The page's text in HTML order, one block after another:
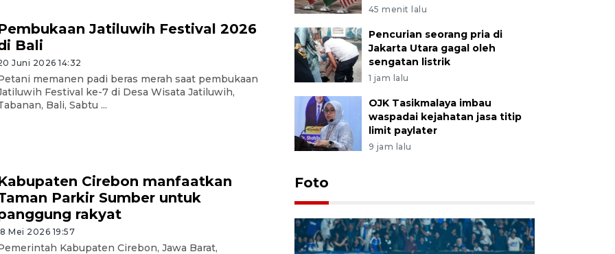
Jatiluwih Festival 2026
Bali
Juni 2026 14:32
memanen padi beras merah saat pembukaan
Festival ke-7 di Desa Wisata Jatiluwih,
Bali, Sabtu ...
Cirebon manfaatkan
Parkir Sumber untuk
rakyat
Mei 2026 19:57
Kabupaten Cirebon, Jawa Barat,
45 menit lalu
Pencurian seorang pria di
Jakarta Utara gagal oleh
sengatan listrik
1 jam lalu
OJK Tasikmalaya imbau
waspadai kejahatan jasa titip
limit paylater
9 jam lalu
Foto